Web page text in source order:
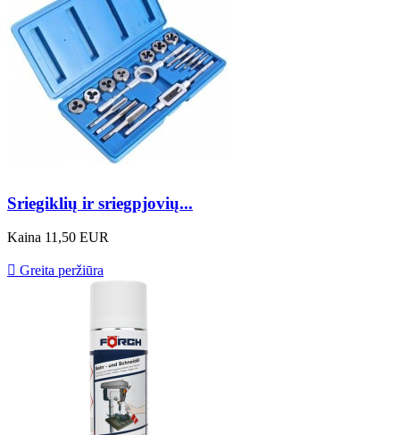
Sriegiklių ir sriegpjovių...
Kaina 11,50 EUR
 Greita peržiūra